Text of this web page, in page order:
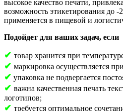
высокое качество печати,
возможность этикетирования до -
применяется в пищевой и
Подойдет для ваших задач, если
✔ товар хранится при
✔ маркировка осуществляется
✔ упаковка не подвергается
✔ важна качественная печать
логотипов;
✔ требуется оптимальное